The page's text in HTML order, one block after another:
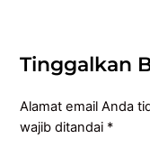
Tinggalkan
Alamat email Anda
wajib ditandai *